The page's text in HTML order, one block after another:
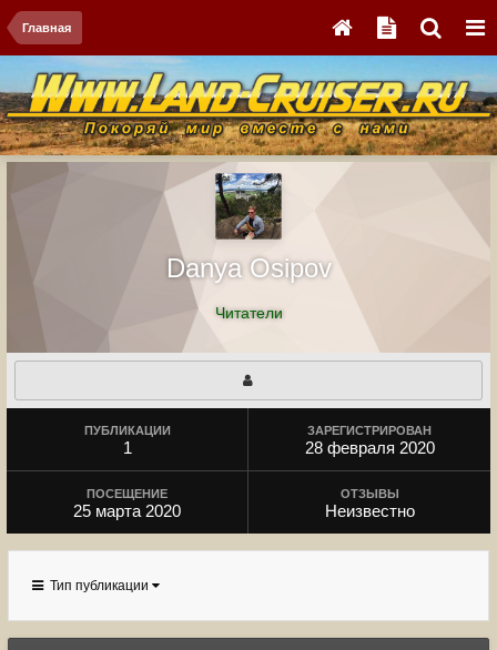
Главная
Danya Osipov
Читатели
ПУБЛИКАЦИИ
1
ЗАРЕГИСТРИРОВАН
28 февраля 2020
ПОСЕЩЕНИЕ
25 марта 2020
ОТЗЫВЫ
Неизвестно
Тип публикации